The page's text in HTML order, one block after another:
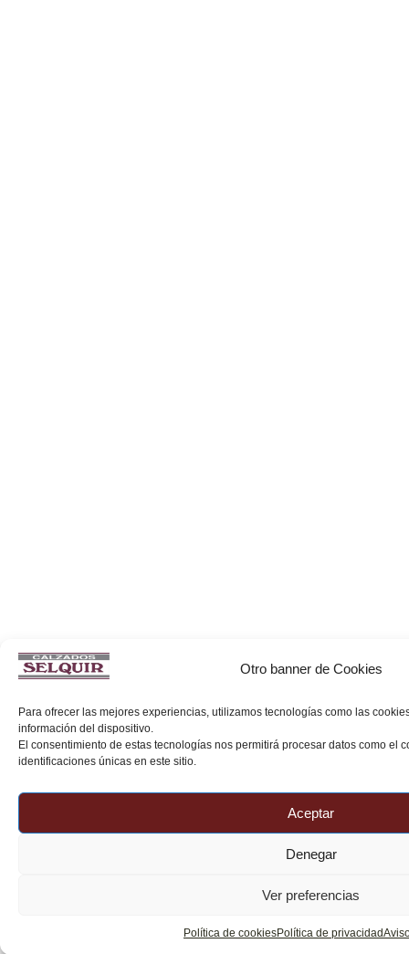
Otro banner de Cookies
Para ofrecer las mejores experiencias, utilizamos tecnologías como las
información del dispositivo.
El consentimiento de estas tecnologías nos permitirá procesar datos como el
identificaciones únicas en este sitio.
Aceptar
Denegar
Ver preferencias
Política de cookiesPolítica de privacidad